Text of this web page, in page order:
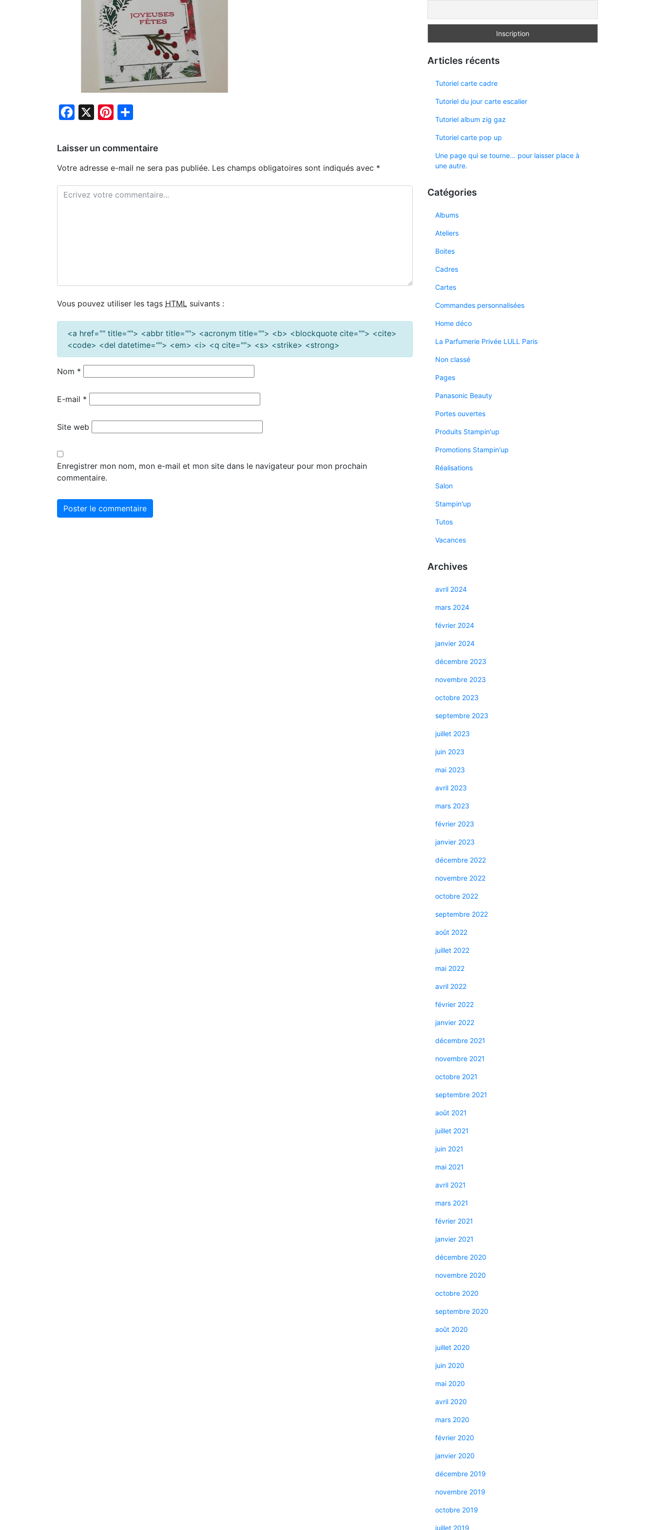
Facebook
X Pinterest
Laisser un commentaire
Votre adresse e-mail ne sera pas publiée. Les champs obligatoires sont indiqués avec *
Vous pouvez utiliser les tags HTML suivants :
<a href="" title=""> <abbr title=""> <acronym title=""> <b> <blockquote cite=""> <cite>
<code> <del datetime=""> <em> <i> <q cite=""> <s> <strike> <strong>
Nom *
E-mail *
Site web
Enregistrer mon nom, mon e-mail et mon site dans le navigateur pour mon prochain
commentaire.
Articles récents
Tutoriel carte cadre
Tutoriel du jour carte escalier
Tutoriel album zig gaz
Tutoriel carte pop up
Une page qui se tourne… pour laisser place à
une autre.
Catégories
Albums
Ateliers
Boites
Cadres
Cartes
Commandes personnalisées
Home déco
La Parfumerie Privée LULL Paris
Non classé
Pages
Panasonic Beauty
Portes ouvertes
Produits Stampin'up
Promotions Stampin'up
Réalisations
Salon
Stampin'up
Tutos
Vacances
Archives
avril 2024
mars 2024
février 2024
janvier 2024
décembre 2023
novembre 2023
octobre 2023
septembre 2023
juillet 2023
juin 2023
mai 2023
avril 2023
mars 2023
février 2023
janvier 2023
décembre 2022
novembre 2022
octobre 2022
septembre 2022
août 2022
juillet 2022
mai 2022
avril 2022
février 2022
janvier 2022
décembre 2021
novembre 2021
octobre 2021
septembre 2021
août 2021
juillet 2021
juin 2021
mai 2021
avril 2021
mars 2021
février 2021
janvier 2021
décembre 2020
novembre 2020
octobre 2020
septembre 2020
août 2020
juillet 2020
juin 2020
mai 2020
avril 2020
mars 2020
février 2020
janvier 2020
décembre 2019
novembre 2019
octobre 2019
juillet 2019